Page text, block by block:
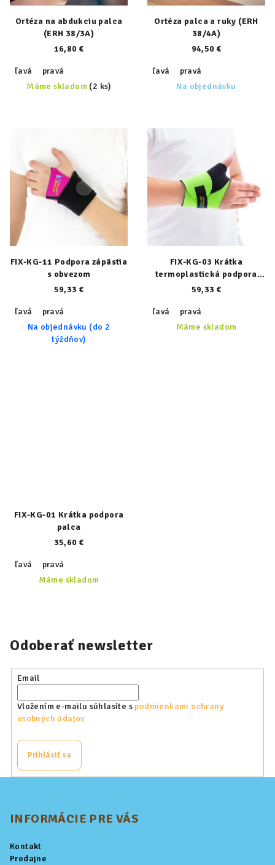
Ortéza na abdukciu palca
(ERH 38/3A)
16,80 €
ľavá
pravá
Máme skladom (2 ks)
Ortéza palca a ruky (ERH
38/4A)
94,50 €
ľavá
pravá
Na objednávku
FIX-KG-11 Podpora zápästia
s obvezom
59,33 €
ľavá
pravá
Na objednávku (do 2
týždňov)
FIX-KG-03 Krátka
termoplastická podpora
zápästia
59,33 €
ľavá
pravá
Máme skladom
FIX-KG-01 Krátka podpora
palca
35,60 €
ľavá
pravá
Máme skladom
Odoberať newsletter
Email
Vložením e-mailu súhlasíte s podmienkami ochrany
osobných údajov
Prihlásiť sa
INFORMÁCIE PRE VÁS
Kontakt
Predajne